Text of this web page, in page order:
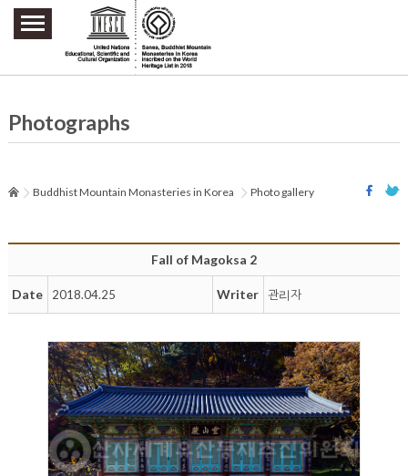
주요메뉴 바로가기
본문 바로가기
하단메뉴 바로가기
Photographs
Buddhist Mountain Monasteries in Korea Photo gallery
Fall of Magoksa 2
Date 2018.04.25 Writer 관리자